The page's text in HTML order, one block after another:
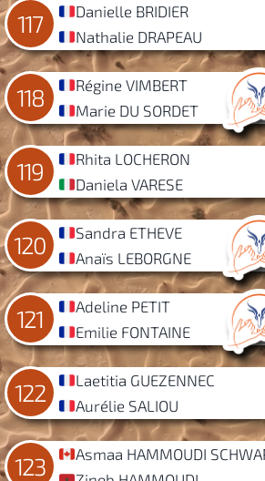
117
Danielle BRIDIER
Nathalie DRAPEAU
118
Régine VIMBERT
Marie DU SORDET
119
Rhita LOCHERON
Daniela VARESE
120
Sandra ETHEVE
Anaïs LEBORGNE
121
Adeline PETIT
Emilie FONTAINE
122
Laetitia GUEZENNEC
Aurélie SALIOU
123
Asmaa HAMMOUDI